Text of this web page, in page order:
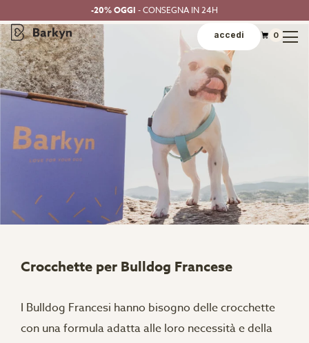
-20% OGGI - CONSEGNA IN 24H
accedi 0
Crocchette per Bulldog Francese
I Bulldog Francesi hanno bisogno delle crocchette
con una formula adatta alle loro necessità e della